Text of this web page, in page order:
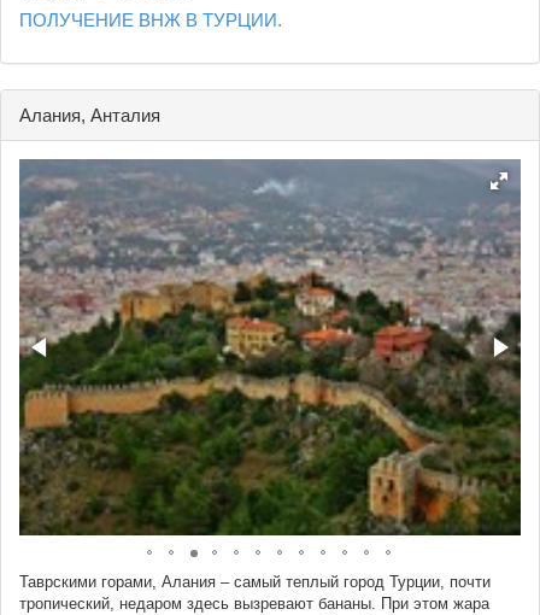
ПОЛУЧЕНИЕ ВНЖ В ТУРЦИИ.
Алания, Анталия
Таврскими горами, Алания – самый теплый город Турции, почти
тропический, недаром здесь вызревают бананы. При этом жара